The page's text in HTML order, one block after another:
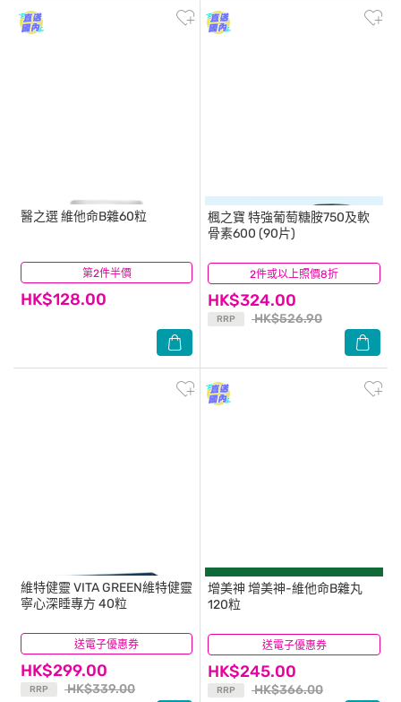
第2件半價
醫之選維他命B雜60粒
HK$128.00
(53) 2件或以上照價8折
楓之寶 特強葡萄糖胺750及軟
骨素600 (90片)
HK$324.00
RRP HK$526.90
(27)
送電子優惠券
維特健靈 VITA GREEN維特健靈
寧心深睡專方 40粒
HK$299.00
RRP HK$339.00
(4) 送電子優惠券
增美神 增美神-維他命B雜丸
120粒
HK$245.00
RRP HK$366.00
(53)